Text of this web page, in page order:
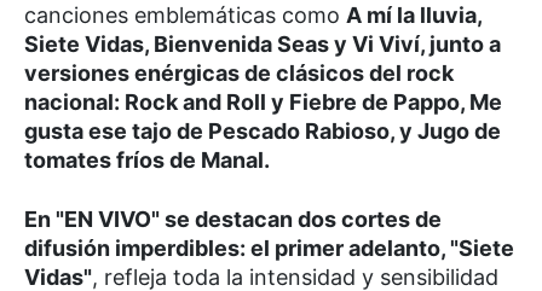
canciones emblemáticas como A mí la lluvia,
Siete Vidas, Bienvenida Seas y Vi Viví, junto a
versiones enérgicas de clásicos del rock
nacional: Rock and Roll y Fiebre de Pappo, Me
gusta ese tajo de Pescado Rabioso, y Jugo de
tomates fríos de Manal.
En "EN VIVO" se destacan dos cortes de
difusión imperdibles: el primer adelanto, "Siete
Vidas", refleja toda la intensidad y sensibilidad